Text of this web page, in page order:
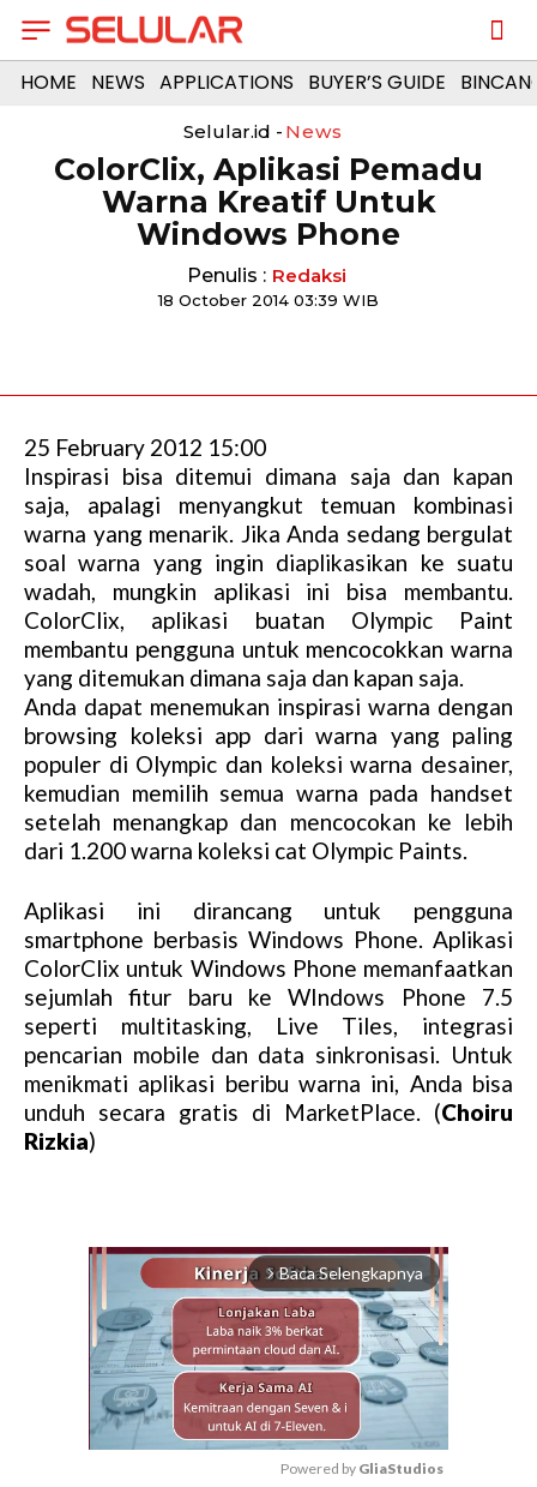
HOME NEWS APPLICATIONS BUYER’S GUIDE
Selular.id - News
ColorClix, Aplikasi Pemadu
Warna Kreatif Untuk
Windows Phone
Penulis : Redaksi
18 October 2014 03:39 WIB
25 February 2012 15:00
Inspirasi bisa ditemui dimana saja dan kapan
saja, apalagi menyangkut temuan kombinasi
warna yang menarik. Jika Anda sedang bergulat
soal warna yang ingin diaplikasikan ke suatu
wadah, mungkin aplikasi ini bisa membantu.
ColorClix, aplikasi buatan Olympic Paint
membantu pengguna untuk mencocokkan warna
yang ditemukan dimana saja dan kapan saja.
Anda dapat menemukan inspirasi warna dengan
browsing koleksi app dari warna yang paling
populer di Olympic dan koleksi warna desainer,
kemudian memilih semua warna pada handset
setelah menangkap dan mencocokan ke lebih
dari 1.200 warna koleksi cat Olympic Paints.
Aplikasi ini dirancang untuk pengguna
smartphone berbasis Windows Phone. Aplikasi
ColorClix untuk Windows Phone memanfaatkan
sejumlah fitur baru ke WIndows Phone 7.5
seperti multitasking, Live Tiles, integrasi
pencarian mobile dan data sinkronisasi. Untuk
menikmati aplikasi beribu warna ini, Anda bisa
unduh secara gratis di MarketPlace. (Choiru
Rizkia)
arrow_forward_ios Baca Selengkapnya
Powered by GliaStudios